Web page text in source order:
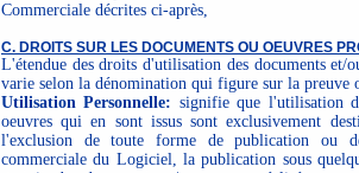
Commerciale décrites ci-après,
C. DROITS SUR LES DOCUMENTS OU OEUVRES
L'étendue des droits d'utilisation des documents et/
varie selon la dénomination qui figure sur la preuve
Utilisation Personnelle: signifie que l'utilisation
oeuvres qui en sont issus sont exclusivement
l'exclusion de toute forme de publication ou
commerciale du Logiciel, la publication sous